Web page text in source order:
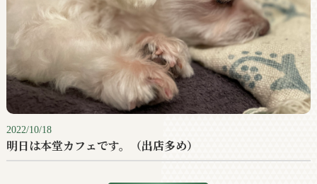
2022/10/18
明日は本堂カフェです。（出店多め）